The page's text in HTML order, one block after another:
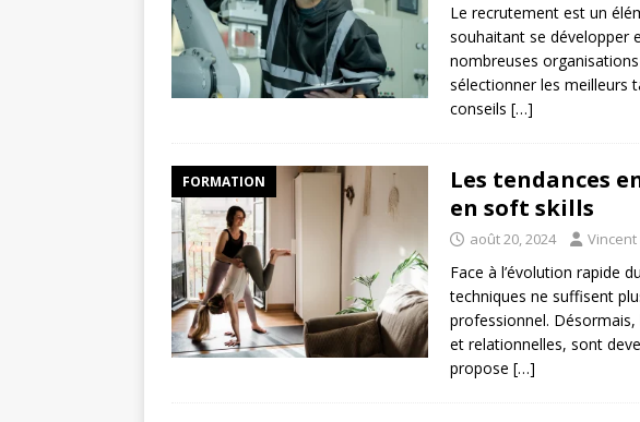
Le recrutement est un
souhaitant se développer
nombreuses
sélectionner les meilleurs
conseils […]
FORMATION
Les tendances
en soft skills
août 20, 2024
Face à l’évolution rapide
techniques ne suffisent
professionnel.
et relationnelles, sont
propose […]